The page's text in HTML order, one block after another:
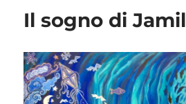
Il sogno di Jamil